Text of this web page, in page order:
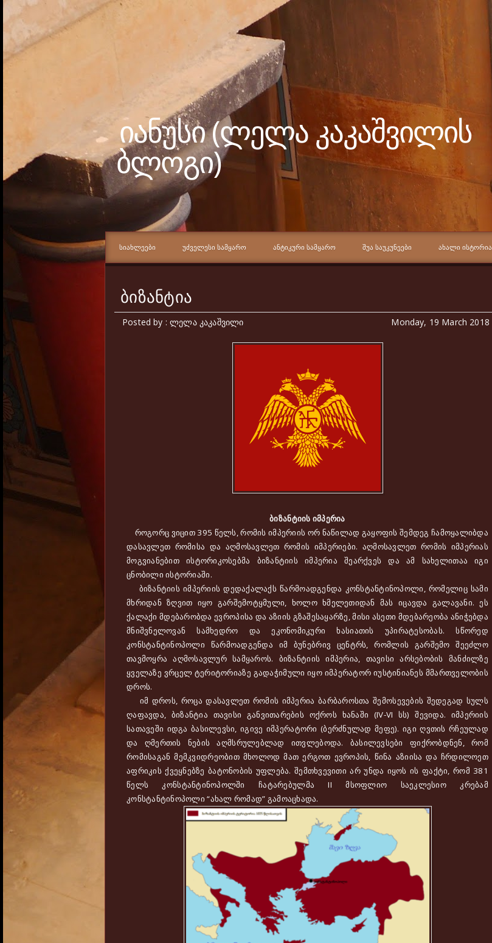
იანუსი (ლელა კაკაშვილის
ბლოგი)
ᲡᲘᲐᲮᲚᲔᲔᲑᲘ ᲣᲫᲕᲔᲚᲔᲡᲘ ᲡᲐᲛᲧᲐᲠᲝ ᲐᲜᲢᲘᲙᲣᲠᲘ ᲡᲐᲛᲧᲐᲠᲝ ᲨᲣᲐ ᲡᲐᲣᲙᲣᲜᲔᲔᲑᲘ ᲐᲮᲐᲚᲘ ᲘᲡᲢᲝᲠᲘᲐ
ბიზანტია
Posted by : ლელა კაკაშვილი Monday, 19 March 2018
ბიზანტიის იმპერია
როგორც ვიცით 395 წელს, რომის იმპერიის ორ ნაწილად გაყოფის შემდეგ ჩამოყალიბდა
დასავლეთ რომისა და აღმოსავლეთ რომის იმპერიები. აღმოსავლეთ რომის იმპერიას
მოგვიანებით ისტორიკოსებმა ბიზანტიის იმპერია შეარქვეს და ამ სახელითაა იგი
ცნობილი ისტორიაში.
ბიზანტიის იმპერიის დედაქალაქს წარმოადგენდა კონსტანტინოპოლი, რომელიც სამი
მხრიდან ზღვით იყო გარშემოტყმული, ხოლო ხმელეთიდან მას იცავდა გალავანი. ეს
ქალაქი მდებარობდა ევროპისა და აზიის გზაშესაყარზე, მისი ასეთი მდებარეობა ანიჭებდა
მნიშვნელოვან სამხედრო და ეკონომიკური ხასიათის უპირატესობას. სწორედ
კონსტანტინოპოლი წარმოადგენდა იმ ბუნებრივ ცენტრს, რომლის გარშემო შეეძლო
თავმოყრა აღმოსავლურ სამყაროს. ბიზანტიის იმპერია, თავისი არსებობის მანძილზე
ყველაზე ვრცელ ტერიტორიაზე გადაჭიმული იყო იმპერატორ იუსტინიანეს მმართველობის
დროს.
იმ დროს, როცა დასავლეთ რომის იმპერია ბარბაროსთა შემოსევების შედეგად სულს
ღაფავდა, ბიზანტია თავისი განვითარების ოქროს ხანაში (IV-VI სს) შევიდა. იმპერიის
სათავეში იდგა ბასილევსი, იგივე იმპერატორი (ბერძნულად მეფე). იგი ღვთის რჩეულად
და ღმერთის ნების აღმსრულებლად ითვლებოდა. ბასილევსები ფიქრობდნენ, რომ
რომისაგან მემკვიდრეობით მხოლოდ მათ ერგოთ ევროპის, წინა აზიისა და ჩრდილოეთ
აფრიკის ქვეყნებზე ბატონობის უფლება. შემთხვევითი არ უნდა იყოს ის ფაქტი, რომ 381
წელს კონსტანტინოპოლში ჩატარებულმა II მსოფლიო საეკლესიო კრებამ
კონსტანტინოპოლი “ახალ რომად” გამოაცხადა.